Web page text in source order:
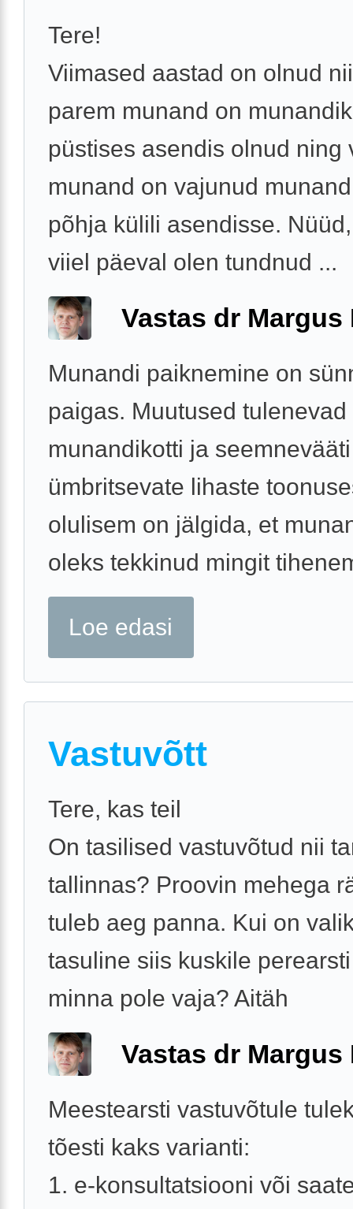
Tere!
Viimased aastad on olnud
parem munand on
püstises asendis olnud ning
munand on vajunud
põhja külili asendisse.
viiel päeval olen tundnud ...
Vastas dr Margus
Munandi paiknemine on
paigas. Muutused
munandikotti ja seemnevääti
ümbritsevate lihaste
olulisem on jälgida, et
oleks tekkinud mingit
Loe edasi
Vastuvõtt
Tere, kas teil
On tasilised vastuvõtud nii
tallinnas? Proovin mehega
tuleb aeg panna. Kui on
tasuline siis kuskile
minna pole vaja? Aitäh
Vastas dr Margus
Meestearsti vastuvõtule
tõesti kaks varianti:
1. e-konsultatsiooni või